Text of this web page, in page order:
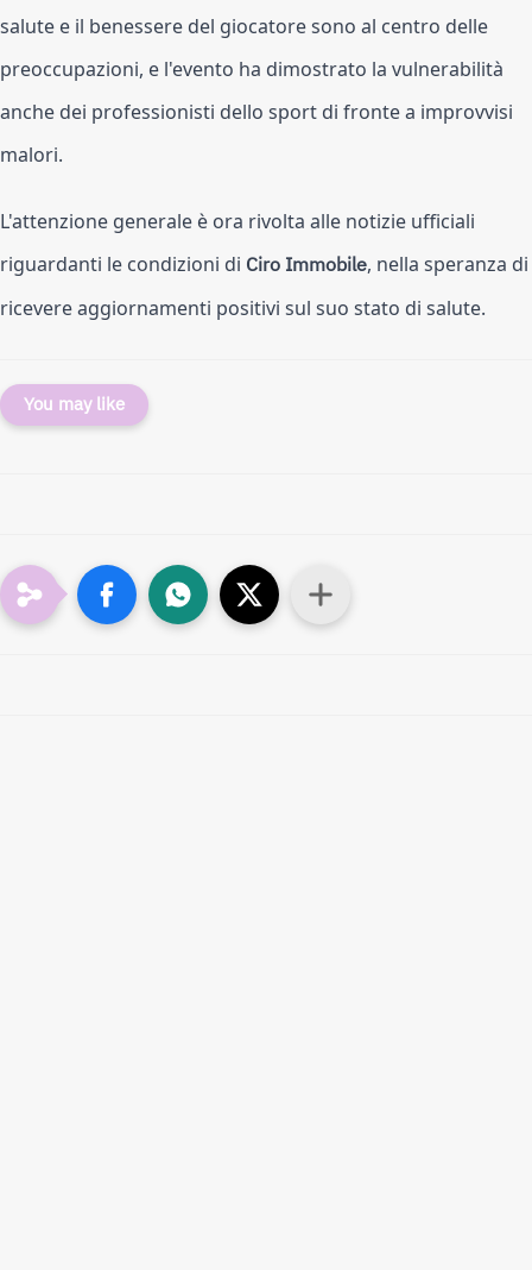
salute e il benessere del giocatore sono al centro delle
preoccupazioni, e l'evento ha dimostrato la vulnerabilità
anche dei professionisti dello sport di fronte a improvvisi
malori.
L'attenzione generale è ora rivolta alle notizie ufficiali
riguardanti le condizioni di Ciro Immobile, nella speranza di
ricevere aggiornamenti positivi sul suo stato di salute.
You may like